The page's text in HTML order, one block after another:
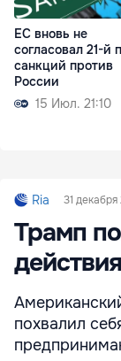
ЕС вновь не
согласовал 21-й
санкций против
России
15 Июл. 21:10
Ria 31
Трамп
похвалил